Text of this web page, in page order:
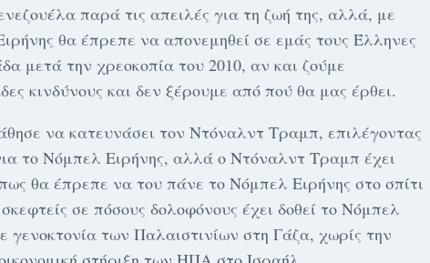
παρά τις απειλές για τη ζωή της, αλλά, με
θα έπρεπε να απονεμηθεί σε εμάς τους Έλληνες
μετά την χρεοκοπία του 2010, αν και ζούμε
κινδύνους και δεν ξέρουμε από πού θα μας έρθει.
να κατευνάσει τον Ντόναλντ Τραμπ, επιλέγοντας
το Νόμπελ Ειρήνης, αλλά ο Ντόναλντ Τραμπ έχει
θα έπρεπε να του πάνε το Νόμπελ Ειρήνης στο σπίτι
σε πόσους δολοφόνους έχει δοθεί το Νόμπελ
γενοκτονία των Παλαιστινίων στη Γάζα, χωρίς την